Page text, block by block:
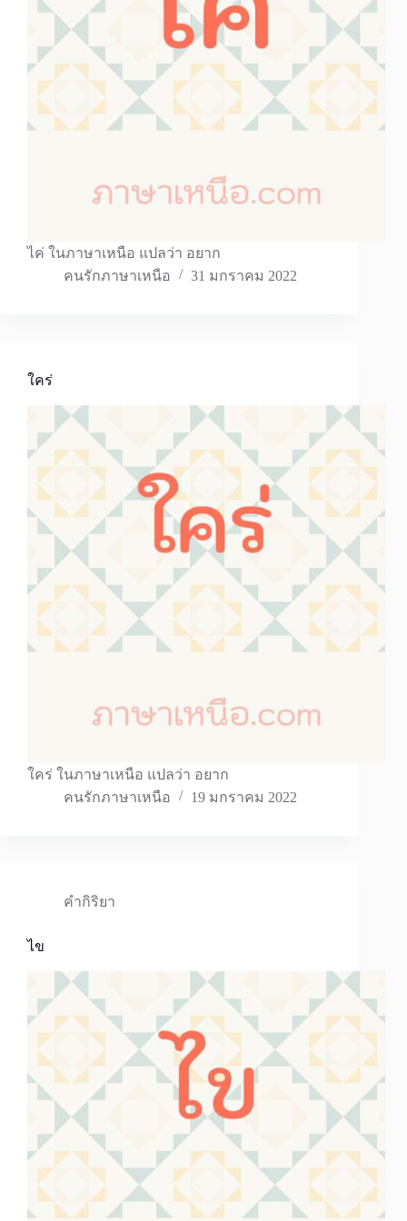
ไค่ ในภาษาเหนือ แปลว่า อยาก
คนรักภาษาเหนือ
31 มกราคม 2022
ใคร่
ใคร่ ในภาษาเหนือ แปลว่า อยาก
คนรักภาษาเหนือ
19 มกราคม 2022
คำกิริยา
ไข